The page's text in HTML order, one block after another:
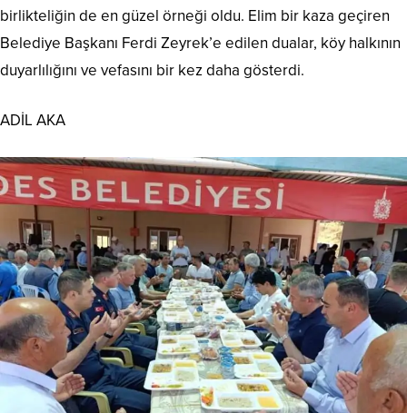
birlikteliğin de en güzel örneği oldu. Elim bir kaza geçiren
Belediye Başkanı Ferdi Zeyrek’e edilen dualar, köy halkının
duyarlılığını ve vefasını bir kez daha gösterdi.
ADİL AKA